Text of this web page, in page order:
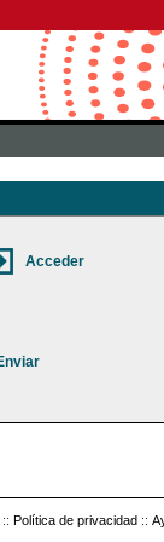
:: Política de privacidad ::